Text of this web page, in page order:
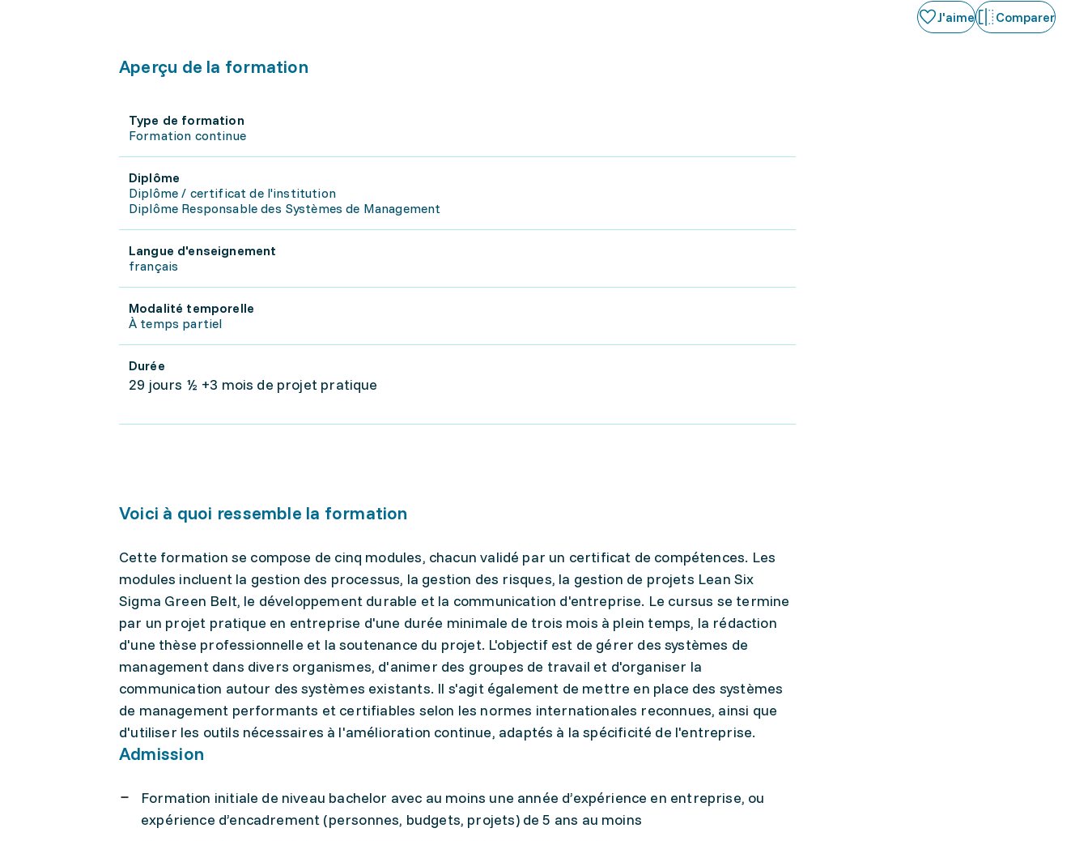
J'aime Comparer
Aperçu de la formation
Type de formation
Formation continue
Diplôme
Diplôme / certificat de l'institution
Diplôme Responsable des Systèmes de Management
Langue d'enseignement
français
Modalité temporelle
À temps partiel
Durée
29 jours ½ +3 mois de projet pratique
Voici à quoi ressemble la formation
Cette formation se compose de cinq modules, chacun validé par un certificat de compétences. Les
modules incluent la gestion des processus, la gestion des risques, la gestion de projets Lean Six
Sigma Green Belt, le développement durable et la communication d'entreprise. Le cursus se termine
par un projet pratique en entreprise d'une durée minimale de trois mois à plein temps, la rédaction
d'une thèse professionnelle et la soutenance du projet. L'objectif est de gérer des systèmes de
management dans divers organismes, d'animer des groupes de travail et d'organiser la
communication autour des systèmes existants. Il s'agit également de mettre en place des systèmes
de management performants et certifiables selon les normes internationales reconnues, ainsi que
d'utiliser les outils nécessaires à l'amélioration continue, adaptés à la spécificité de l'entreprise.
Admission
Formation initiale de niveau bachelor avec au moins une année d’expérience en entreprise, ou
expérience d’encadrement (personnes, budgets, projets) de 5 ans au moins